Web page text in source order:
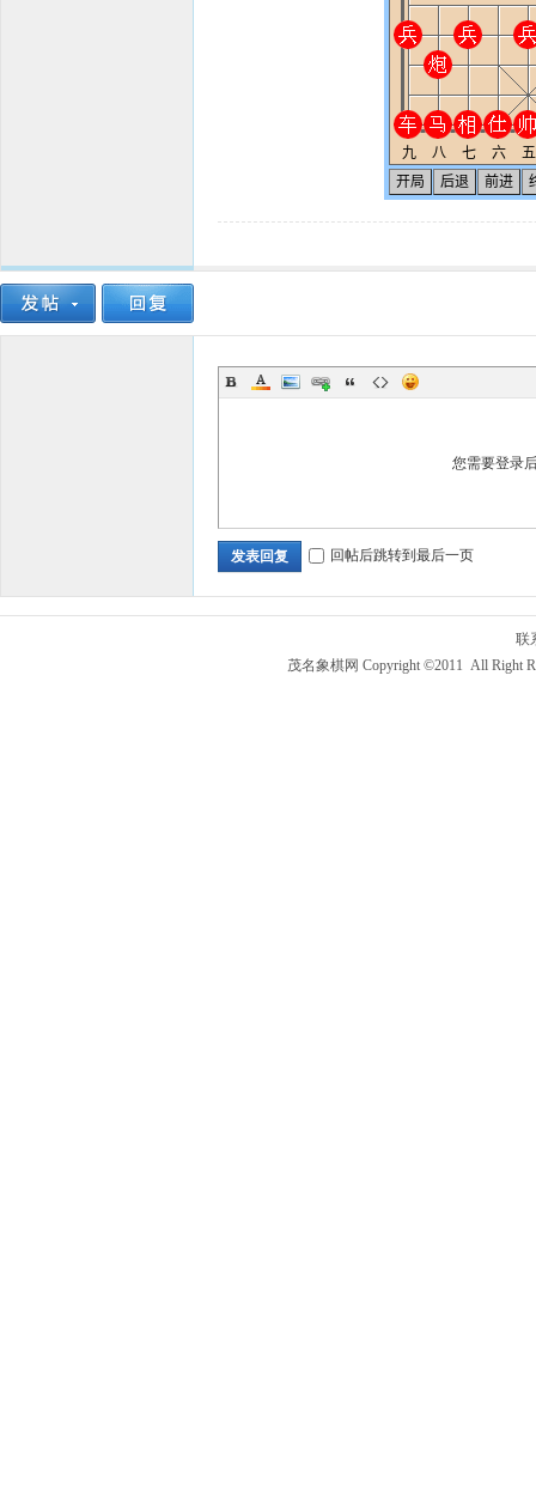
您需要登录
发表回复 回帖后跳转到最后一页
联
茂名象棋网 Copyright ©2011 All Right